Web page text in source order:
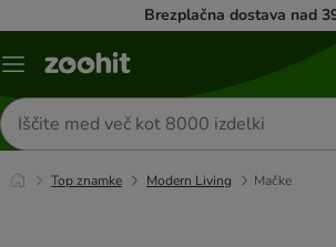
Brezplačna dostava nad
Meni
Iskanje
izdelkov
Top znamke Modern Living Mačke